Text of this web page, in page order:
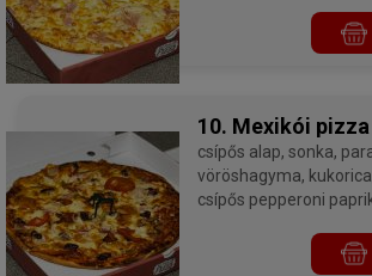
10. Mexikói pizza
csípős alap, sonka, paradicsom,
vöröshagyma, kukorica, tv paprika, bab,
csípős pepperoni paprika,